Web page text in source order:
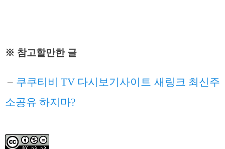
※ 참고할만한 글
– 쿠쿠티비 TV 다시보기사이트 새링크 최신주
소공유 하지마?